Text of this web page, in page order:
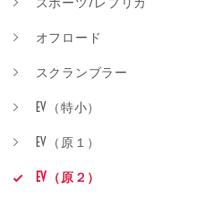
オフロード
スクランブラー
EV（特小）
EV（原１）
EV（原２）